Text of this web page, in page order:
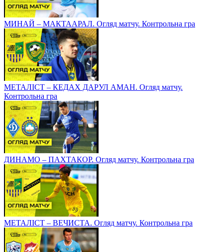
МИНАЙ – МАКТААРАЛ. Огляд матчу. Контрольна гра
МЕТАЛІСТ – КЕДАХ ДАРУЛ АМАН. Огляд матчу.
Контрольна гра
ДИНАМО – ПАХТАКОР. Огляд матчу. Контрольна гра
МЕТАЛІСТ – ВЕЧИСТА. Огляд матчу. Контрольна гра